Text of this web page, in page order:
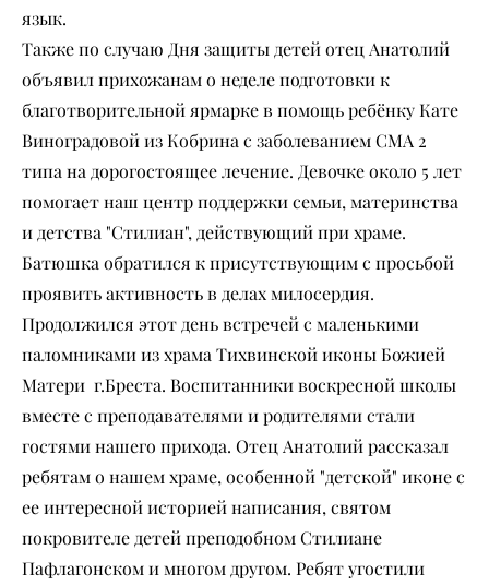
язык.
Также по случаю Дня защиты детей отец Анатолий
объявил прихожанам о неделе подготовки к
благотворительной ярмарке в помощь ребёнку Кате
Виноградовой из Кобрина с заболеванием СМА 2
типа на дорогостоящее лечение. Девочке около 5 лет
помогает наш центр поддержки семьи, материнства
и детства "Стилиан", действующий при храме.
Батюшка обратился к присутствующим с просьбой
проявить активность в делах милосердия.
Продолжился этот день встречей с маленькими
паломниками из храма Тихвинской иконы Божией
Матери г.Бреста. Воспитанники воскресной школы
вместе с преподавателями и родителями стали
гостями нашего прихода. Отец Анатолий рассказал
ребятам о нашем храме, особенной "детской" иконе с
ее интересной историей написания, святом
покровителе детей преподобном Стилиане
Пафлагонском и многом другом. Ребят угостили